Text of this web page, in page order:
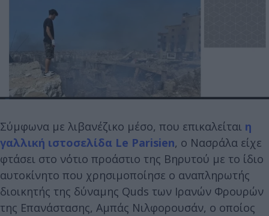
Σύμφωνα με λιβανέζικο μέσο, που επικαλείται η
γαλλική ιστοσελίδα Le Parisien, ο Νασράλα είχε
φτάσει στο νότιο προάστιο της Βηρυτού με το ίδιο
αυτοκίνητο που χρησιμοποίησε ο αναπληρωτής
διοικητής της δύναμης Quds των Ιρανών Φρουρών
της Επανάστασης, Αμπάς Νιλφορουσάν, ο οποίος